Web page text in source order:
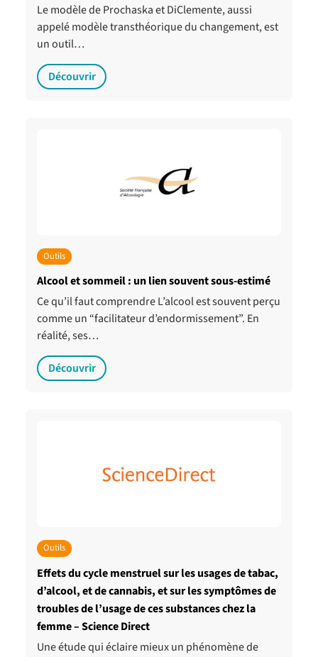
Le modèle de Prochaska et DiClemente, aussi
appelé modèle transthéorique du changement, est
un outil…
Découvrir
Outils
Alcool et sommeil : un lien souvent sous-estimé
Ce qu’il faut comprendre L’alcool est souvent perçu
comme un “facilitateur d’endormissement”. En
réalité, ses…
Découvrir
Outils
Effets du cycle menstruel sur les usages de tabac,
d’alcool, et de cannabis, et sur les symptômes de
troubles de l’usage de ces substances chez la
femme – Science Direct
Une étude qui éclaire mieux un phénomène de